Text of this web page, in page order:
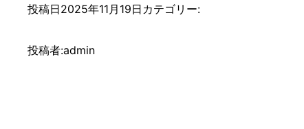
投稿日2025年11月19日 カテゴリー:
投稿者:admin